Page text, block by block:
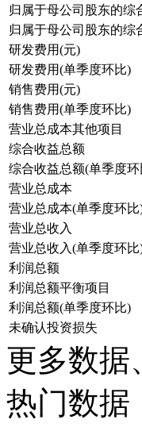
归属于母公司股东的综
归属于母公司股东的综
研发费用(元)
研发费用(单季度环比)
销售费用(元)
销售费用(单季度环比)
营业总成本其他项目
综合收益总额
综合收益总额(单季度环
营业总成本
营业总成本(单季度环比
营业总收入
营业总收入(单季度环比
利润总额
利润总额平衡项目
利润总额(单季度环比)
未确认投资损失
更多数据
热门数据